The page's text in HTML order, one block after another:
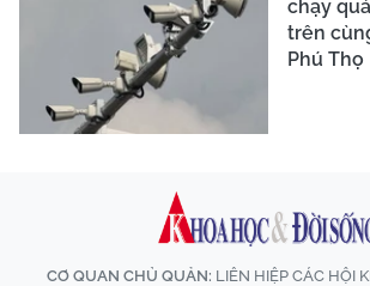
chạy
trên
Phú Thọ
CƠ QUAN CHỦ QUẢN: LIÊN HIỆP CÁC HỘI